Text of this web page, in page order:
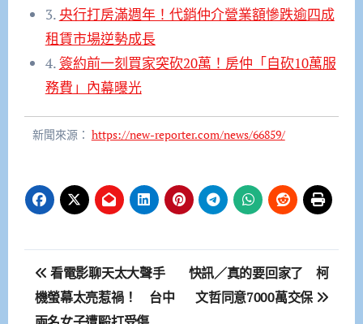
3. 央行打房滿週年！代銷仲介營業額慘跌逾四成
租賃市場逆勢成長
4.簽約前一刻買家突砍20萬！房仲「自砍10萬服
務費」內幕曝光
新聞來源： https://new-reporter.com/news/66859/
文
章
看電影聊天太大聲手
機螢幕太亮惹禍！ 台中
快訊／真的要回家了 柯
文哲同意7000萬交保